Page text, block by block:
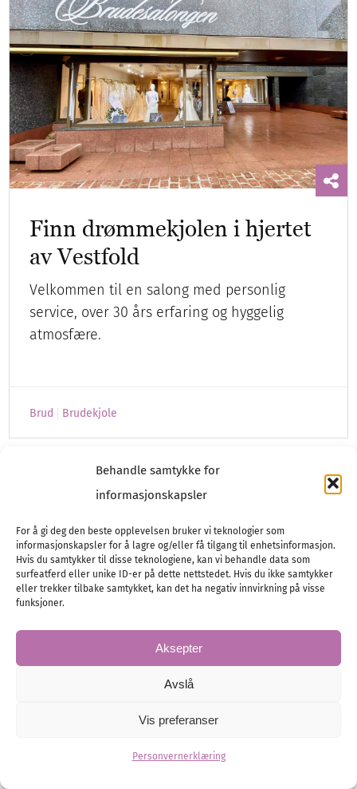
Behandle samtykke for
informasjonskapsler
For å gi deg den beste opplevelsen bruker vi teknologier som
informasjonskapsler for å lagre og/eller få tilgang til enhetsinformasjon.
Hvis du samtykker til disse teknologiene, kan vi behandle data som
surfeatferd eller unike ID-er på dette nettstedet. Hvis du ikke samtykker
eller trekker tilbake samtykket, kan det ha negativ innvirkning på visse
funksjoner.
Aksepter
Avslå
Vis preferanser
Personvernerklæring
Finn drømmekjolen i hjertet
av Vestfold
Velkommen til en salong med personlig
service, over 30 års erfaring og hyggelig
atmosfære.
Brud Brudekjole
Brudefrisyre: Oppsatt hår
Usikker på hvilken brudefrisyre du skal ha?